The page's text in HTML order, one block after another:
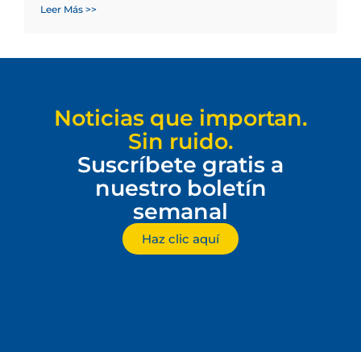
Leer Más >>
Noticias que importan.
Sin ruido.
Suscríbete gratis a
nuestro boletín
semanal
Haz clic aquí